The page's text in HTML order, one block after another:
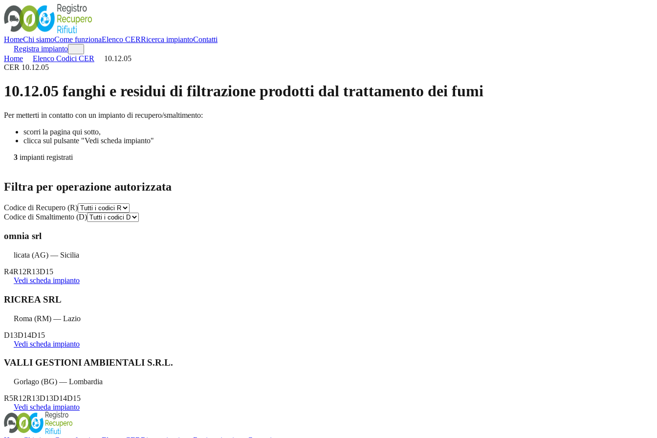
HomeChi siamoCome funzionaElenco CERRicerca impiantoContatti
Registra impianto
Home
Elenco Codici CER
10.12.05
CER 10.12.05
10.12.05 fanghi e residui di filtrazione prodotti dal trattamento dei fumi
Per metterti in contatto con un impianto di recupero/smaltimento:
scorri la pagina qui sotto,
clicca sul pulsante "Vedi scheda impianto"
3 impianti registrati
Filtra per operazione autorizzata
Codice di Recupero (R)
Codice di Smaltimento (D)
omnia srl
licata (AG) — Sicilia
R4R12R13D15
Vedi scheda impianto
RICREA SRL
Roma (RM) — Lazio
D13D14D15
Vedi scheda impianto
VALLI GESTIONI AMBIENTALI S.R.L.
Gorlago (BG) — Lombardia
R5R12R13D13D14D15
Vedi scheda impianto